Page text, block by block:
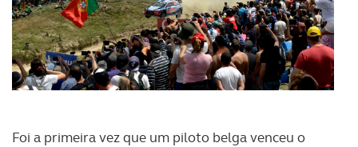
Foi a primeira vez que um piloto belga venceu o